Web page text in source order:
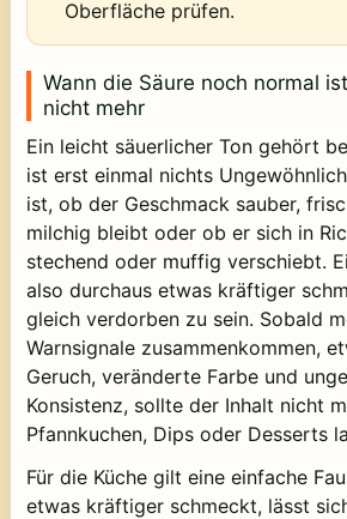
Oberfläche prüfen.
Wann die Säure noch normal
nicht mehr
Ein leicht säuerlicher Ton gehört
ist erst einmal nichts
ist, ob der Geschmack sauber,
milchig bleibt oder ob er sich in
stechend oder muffig verschiebt.
also durchaus etwas kräftiger
gleich verdorben zu sein. Sobald
Warnsignale zusammenkommen,
Geruch, veränderte Farbe und
Konsistenz, sollte der Inhalt nicht
Pfannkuchen, Dips oder Desserts
Für die Küche gilt eine einfache
etwas kräftiger schmeckt, lässt